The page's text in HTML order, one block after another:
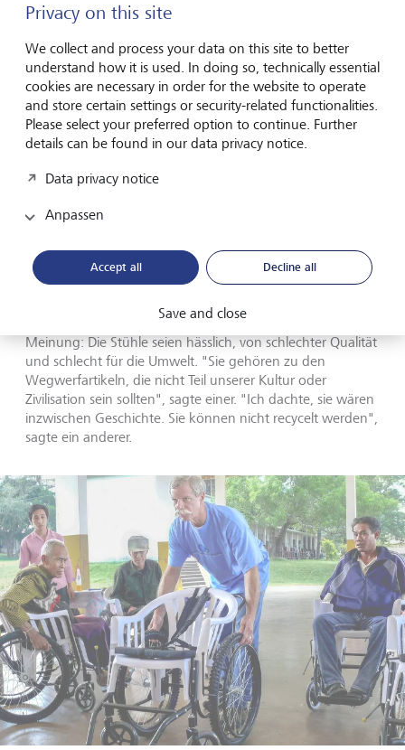
ermöglichen ihnen so ein unabhängigeres Leben. Der Film
und nun einen Rollstuhl bekam. Bis dahin konnte sie nur
auf dem Boden kriechen und musste von
Familienmitgliedern getragen werden, um irgendwohin zu
gelangen.
Für Menschen in Brasilien, die recycelbare Gegenstände
ein begehrtes Objekt, da er einen hohen Preis erzielt. Viele
Menschen dort sind auf das Sammeln recycelbarer
Gegenstände angewiesen, um ihren Lebensunterhalt zu
In der Dokumentation lässt Wendler immer wieder
deutsche Bürger zu Wort kommen, die über den
Monobloc sprechen. Sie alle haben eine negative
Meinung: Die Stühle seien hässlich, von schlechter Qualität
und schlecht für die Umwelt. "Sie gehören zu den
Wegwerfartikeln, die nicht Teil unserer Kultur oder
Zivilisation sein sollten", sagte einer. "Ich dachte, sie wären
inzwischen Geschichte. Sie können nicht recycelt werden",
sagte ein anderer.
Privacy on this site
We collect and process your data on this site to better
understand how it is used. In doing so, technically essential
cookies are necessary in order for the website to operate
and store certain settings or security-related functionalities.
Please select your preferred option to continue. Further
details can be found in our data privacy notice.
Data privacy notice
Anpassen
Accept all Decline all
Save and close